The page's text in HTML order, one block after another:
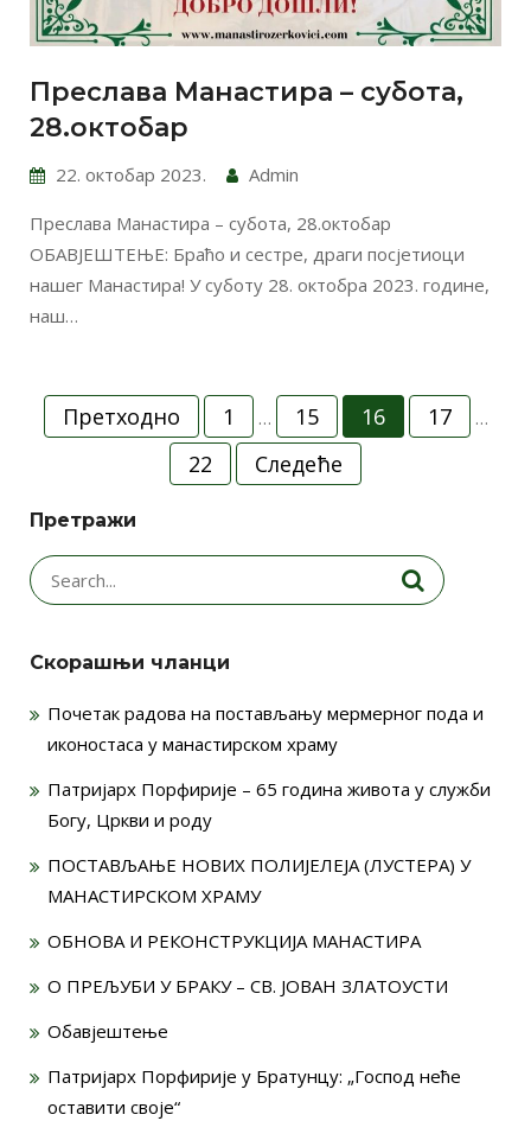
Преслава Манастира – субота,
28.октобар
22. октобар 2023. Admin
Преслава Манастира – субота, 28.октобар
ОБАВЈЕШТЕЊЕ: Браћо и сестре, драги посјетиоци
нашег Манастира! У суботу 28. октобра 2023. године,
наш…
Пагинација
чланака
Претходно 1 … 15 16 17 …
22 Следеће
Претражи
Search
for:
Скорашњи чланци
Почетак радова на постављању мермерног пода и
иконостаса у манастирском храму
Патријарх Порфирије – 65 година живота у служби
Богу, Цркви и роду
ПОСТАВЉАЊЕ НОВИХ ПОЛИЈЕЛЕЈА (ЛУСТЕРА) У
МАНАСТИРСКОМ ХРАМУ
ОБНОВА И РЕКОНСТРУКЦИЈА МАНАСТИРА
О ПРЕЉУБИ У БРАКУ – СВ. ЈОВАН ЗЛАТОУСТИ
Обавјештење
Патријарх Порфирије у Братунцу: „Господ неће
оставити своје“